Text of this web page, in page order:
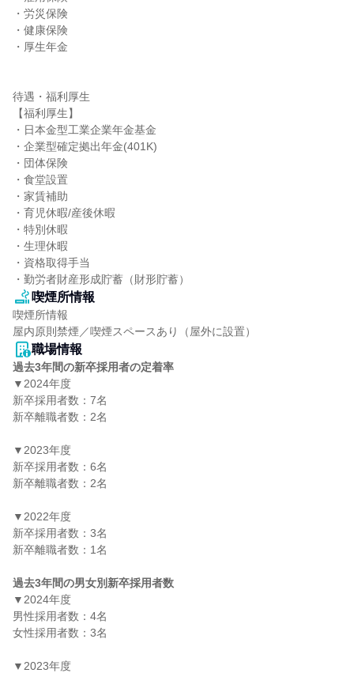
・労災保険
・健康保険
・厚生年金
待遇・福利厚生
【福利厚生】
・日本金型工業企業年金基金
・企業型確定拠出年金(401K)
・団体保険
・食堂設置
・家賃補助
・育児休暇/産後休暇
・特別休暇
・生理休暇
・資格取得手当
・勤労者財産形成貯蓄（財形貯蓄）
喫煙所情報
喫煙所情報
屋内原則禁煙／喫煙スペースあり（屋外に設置）
職場情報
過去3年間の新卒採用者の定着率
▼2024年度
新卒採用者数：7名
新卒離職者数：2名
▼2023年度
新卒採用者数：6名
新卒離職者数：2名
▼2022年度
新卒採用者数：3名
新卒離職者数：1名
過去3年間の男女別新卒採用者数
▼2024年度
男性採用者数：4名
女性採用者数：3名
▼2023年度